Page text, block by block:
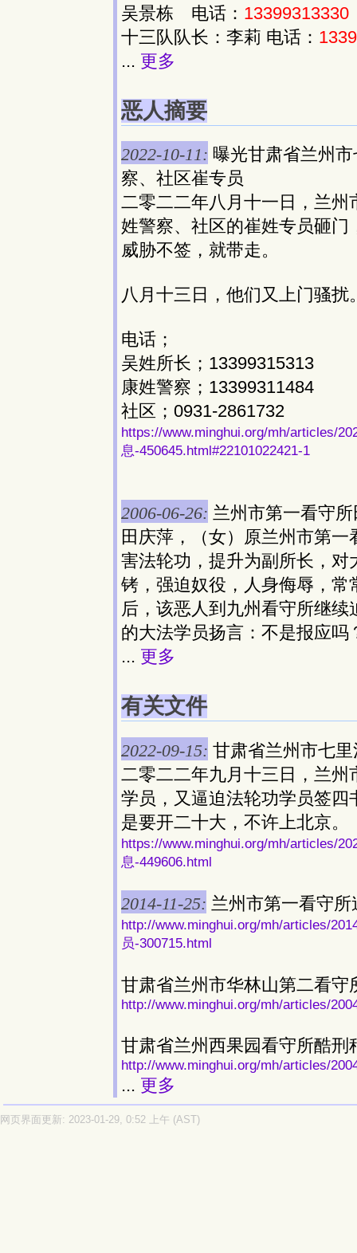
吴景栋 电话： 13399313330
十三队队长：李莉 电话：
... 更多
恶人摘要
2022-10-11: 曝光甘肃省兰州
察、社区崔专员
二零二二年八月十一日，兰
姓警察、社区的崔姓专员砸
威胁不签，就带走。
八月十三日，他们又上门骚
电话；
吴姓所长；13399315313
康姓警察；13399311484
社区；0931-2861732
https://www.minghui.org/mh/articles/
息-450645.html#22101022421-1
2006-06-26: 兰州市第一看守
田庆萍，（女）原兰州市第
害法轮功，提升为副所长，
铐，强迫奴役，人身侮辱，
后，该恶人到九州看守所继
的大法学员扬言：不是报应
... 更多
有关文件
2022-09-15: 甘肃省兰州市七
二零二二年九月十三日，兰
学员，又逼迫法轮功学员签
是要开二十大，不许上北京。
https://www.minghui.org/mh/articles/
息-449606.html
2014-11-25: 兰州市第一看守
http://www.minghui.org/mh/articles/
员-300715.html
甘肃省兰州市华林山第二看守
http://www.minghui.org/mh/articles/
甘肃省兰州西果园看守所酷刑
http://www.minghui.org/mh/articles/
... 更多
网页界面更新: 2023-01-29, 0:52 上午 (AST)